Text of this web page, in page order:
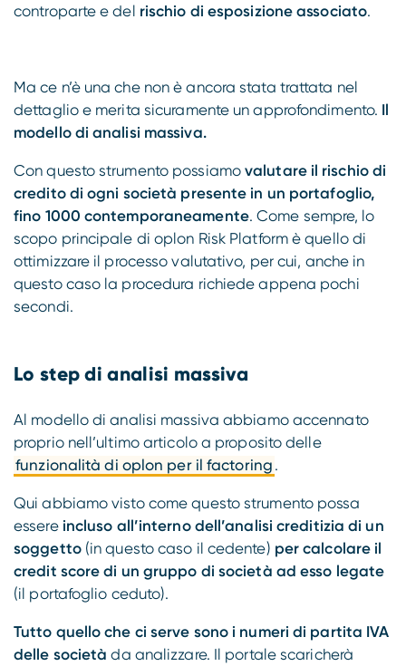
controparte e del rischio di esposizione associato.
Ma ce n’è una che non è ancora stata trattata nel
dettaglio e merita sicuramente un approfondimento. Il
modello di analisi massiva.
Con questo strumento possiamo valutare il rischio di
credito di ogni società presente in un portafoglio,
fino 1000 contemporaneamente. Come sempre, lo
scopo principale di oplon Risk Platform è quello di
ottimizzare il processo valutativo, per cui, anche in
questo caso la procedura richiede appena pochi
secondi.
Lo step di analisi massiva
Al modello di analisi massiva abbiamo accennato
proprio nell’ultimo articolo a proposito delle
funzionalità di oplon per il factoring .
Qui abbiamo visto come questo strumento possa
essere incluso all’interno dell’analisi creditizia di un
soggetto(in questo caso il cedente) per calcolare il
credit score di un gruppo di società ad esso legate
(il portafoglio ceduto).
Tutto quello che ci serve sono i numeri di partita IVA
delle società da analizzare. Il portale scaricherà